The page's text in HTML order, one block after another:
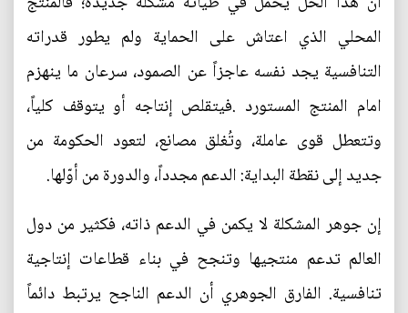
المحلي الذي اعتاش على الحماية ولم يطور قدراته
التنافسية يجد نفسه عاجزاً عن الصمود، سرعان ما ينهزم
امام المنتج المستورد .فيتقلص إنتاجه أو يتوقف كلياً،
وتتعطل قوى عاملة، وتُغلق مصانع، لتعود الحكومة من
جديد إلى نقطة البداية: الدعم مجدداً، والدورة من أوّلها.
إن جوهر المشكلة لا يكمن في الدعم ذاته، فكثير من دول
العالم تدعم منتجيها وتنجح في بناء قطاعات إنتاجية
تنافسية. الفارق الجوهري أن الدعم الناجح يرتبط دائماً